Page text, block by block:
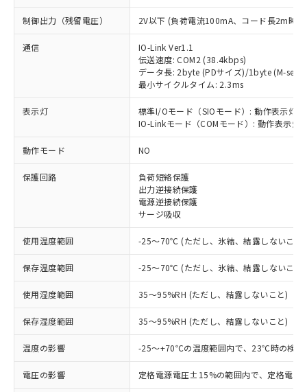
制御出力（残留電圧） 2V以下 (負荷電流100mA、コード長2m時)
通信
IO-Link Ver1.1
伝送速度: COM2 (38.4kbps)
データ長: 2byte (PDサイズ)/1byte (M-
最小サイクルタイム: 2.3ms
表示灯
標準I/Oモード（SIOモード）: 動作表示灯(
IO-Linkモード（COMモード）: 動作表示
動作モード NO
保護回路
負荷短絡保護
出力逆接続保護
電源逆接続保護
サージ吸収
使用温度範囲 -25～70℃ (ただし、氷結、結露しないこと)
保存温度範囲 -25～70℃ (ただし、氷結、結露しないこと)
使用湿度範囲 35～95%RH (ただし、結露しないこと)
保存湿度範囲 35～95%RH (ただし、結露しないこと)
温度の影響 -25～+70℃の温度範囲内で、23℃時の検
電圧の影響 定格電源電圧±15%の範囲内で、定格電
ご利用条件
以下の条件をお読みいただき、同意のうえ
ご利用ください。
本サービスは、当社制御機器事業取扱
商品の当社在庫状況および標準価格
(税抜)を提供させていただくもので
当社制御機器事業取扱商品の中には、
本サービスの対象外となる商品もある
※1 対応状況
対応済み：EU RoHS指令（10物質）の
非含有に対応した製品が提供可能な商品で
対応予定：EU RoHS指令（10物質）の非含
有に対応した製品に切り替える予定のある
対応予定なし：EU RoHS指令（10物質）の
非含有に非対応の商品で、対応品を出す予
定はありません。
調査・確認中：EU RoHS指令（10物質）の
非含有の対応状況を調査中または確認中の
非該当品：ライセンス料など無形物で、有
害物質有無と関係のない商品です。
仕入先様の事情により、非含有部品として
※1 中国RoHS○×表
「○」：最大均質材料含有率が中国RoHSの
基準値以下であることを示します。
「×」：最大均質材料含有率が中国RoHSの